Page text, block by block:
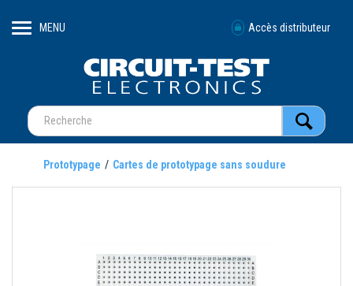
MENU Accès distributeur
Prototypage Cartes de prototypage sans soudure